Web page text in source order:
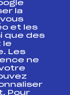
Suivi
la
et les
que des
le
Les
ne
Pour